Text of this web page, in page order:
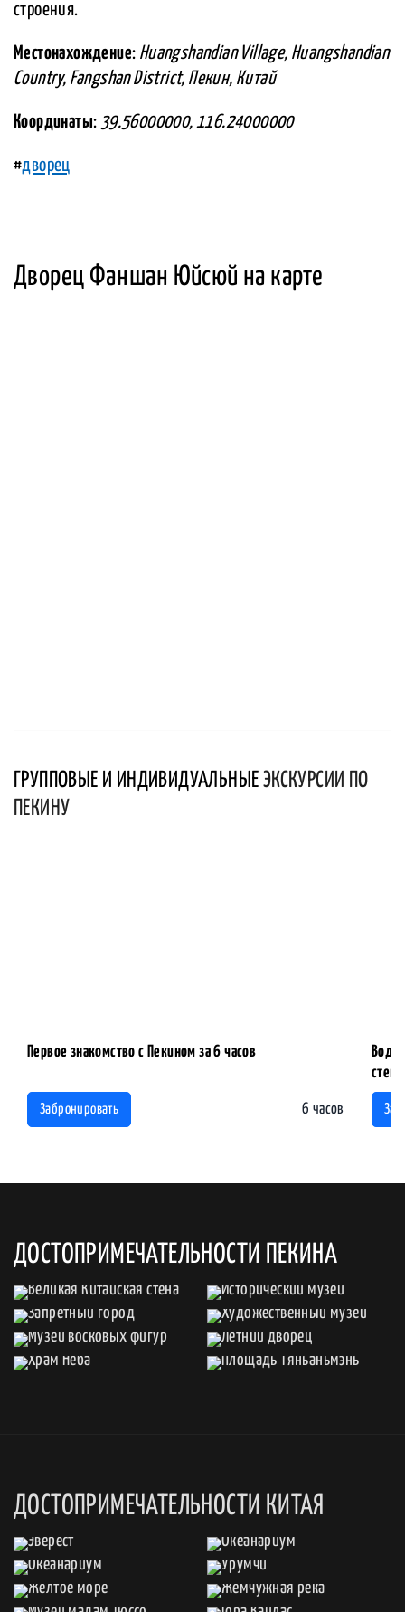
строения.
Местонахождение: Huangshandian Village, Huangshandian
Country, Fangshan District, Пекин, Китай
Координаты: 39.56000000, 116.24000000
#дворец
Дворец Фаншан Юйсюй на карте
ГРУППОВЫЕ И ИНДИВИДУАЛЬНЫЕ ЭКСКУРСИИ ПО
ПЕКИНУ
Первое знакомство с Пекином за 6 часов
Забронировать 6 часов
ДОСТОПРИМЕЧАТЕЛЬНОСТИ ПЕКИНА
ДОСТОПРИМЕЧАТЕЛЬНОСТИ КИТАЯ